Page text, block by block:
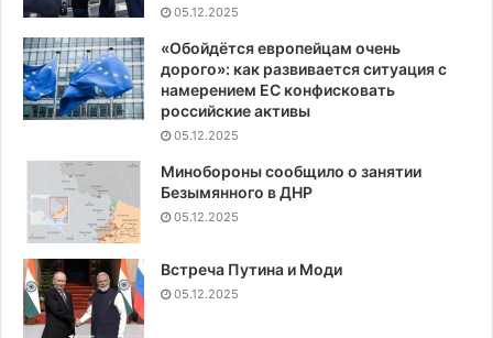
05.12.2025
«Обойдётся европейцам очень
дорого»: как развивается ситуация с
намерением ЕС конфисковать
российские активы
05.12.2025
Минобороны сообщило о занятии
Безымянного в ДНР
05.12.2025
Встреча Путина и Моди
05.12.2025